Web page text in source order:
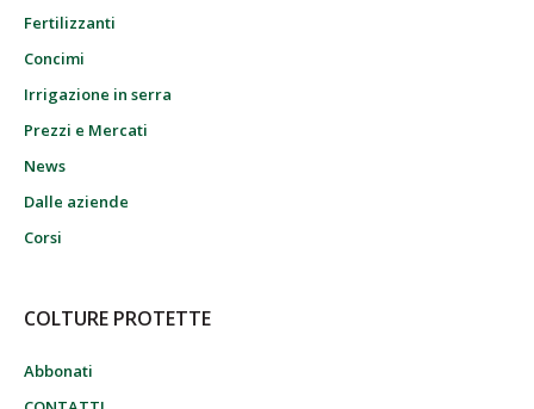
Fertilizzanti
Concimi
Irrigazione in serra
Prezzi e Mercati
News
Dalle aziende
Corsi
COLTURE PROTETTE
Abbonati